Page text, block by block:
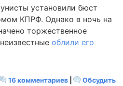
установили бюст
КПРФ. Однако в ночь на
торжественное
облили его
16 комментариев Обсудить